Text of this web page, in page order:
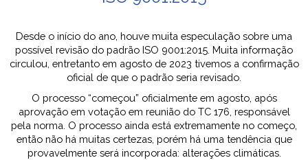
Desde o início do ano, houve muita especulação sobre uma
possível revisão do padrão ISO 9001:2015. Muita informação
circulou, entretanto em agosto de 2023 tivemos a confirmação
oficial de que o padrão seria revisado.
O processo “começou” oficialmente em agosto, após
aprovação em votação em reunião do TC 176, responsável
pela norma. O processo ainda está extremamente no começo,
então não há muitas certezas, porém há uma tendência que
provavelmente será incorporada: alterações climáticas.